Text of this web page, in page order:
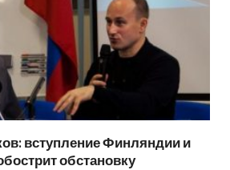
вступление Финляндии и
обстановку